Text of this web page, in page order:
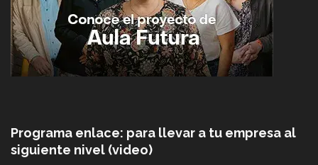
Programa enlace: para llevar a tu empresa al
siguiente nivel (video)